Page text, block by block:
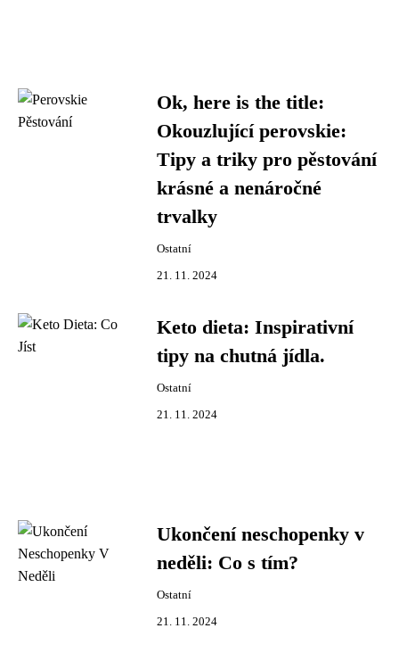
Ok, here is the title:
Okouzlující perovskie:
Tipy a triky pro pěstování
krásné a nenáročné
trvalky
Ostatní
21. 11. 2024
Keto dieta: Inspirativní
tipy na chutná jídla.
Ostatní
21. 11. 2024
Ukončení neschopenky v
neděli: Co s tím?
Ostatní
21. 11. 2024